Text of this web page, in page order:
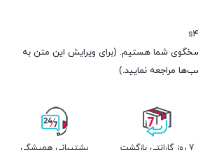
هفته پاسخگوی شما هستیم. (برای ویرایش این متن به
مراجعه نمایید.)